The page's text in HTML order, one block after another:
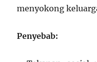
menyokong
Penyebab: